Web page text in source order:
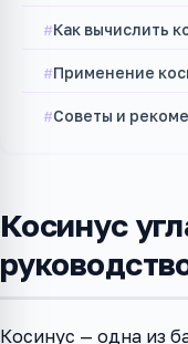
Как вычислить
Применение
Советы и
Косинус
Косинус — одна из